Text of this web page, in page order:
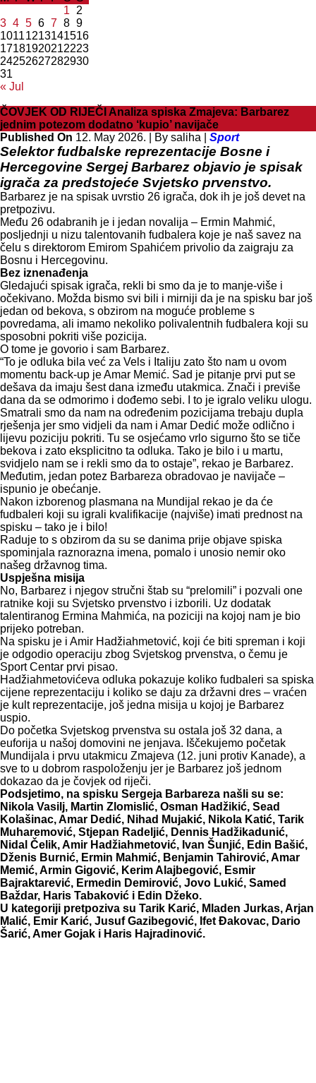
« Jul
1
2
3 4 5 6 7 8 9
10111213141516
17181920212223
24252627282930
31
ČOVJEK OD RIJEČI Analiza spiska Zmajeva: Barbarez
jednim potezom dodatno ‘kupio’ navijače
Published On 12. May 2026. | By saliha | Sport
Selektor fudbalske reprezentacije Bosne i
Hercegovine Sergej Barbarez objavio je spisak
igrača za predstojeće Svjetsko prvenstvo.
Barbarez je na spisak uvrstio 26 igrača, dok ih je još devet na
pretpozivu.
Među 26 odabranih je i jedan novalija – Ermin Mahmić,
posljednji u nizu talentovanih fudbalera koje je naš savez na
čelu s direktorom Emirom Spahićem privolio da zaigraju za
Bosnu i Hercegovinu.
Bez iznenađenja
Gledajući spisak igrača, rekli bi smo da je to manje-više i
očekivano. Možda bismo svi bili i mirniji da je na spisku bar još
jedan od bekova, s obzirom na moguće probleme s
povredama, ali imamo nekoliko polivalentnih fudbalera koji su
sposobni pokriti više pozicija.
O tome je govorio i sam Barbarez.
“To je odluka bila već za Vels i Italiju zato što nam u ovom
momentu back-up je Amar Memić. Sad je pitanje prvi put se
dešava da imaju šest dana između utakmica. Znači i previše
dana da se odmorimo i dođemo sebi. I to je igralo veliku ulogu.
Smatrali smo da nam na određenim pozicijama trebaju dupla
rješenja jer smo vidjeli da nam i Amar Dedić može odlično i
lijevu poziciju pokriti. Tu se osjećamo vrlo sigurno što se tiče
bekova i zato eksplicitno ta odluka. Tako je bilo i u martu,
svidjelo nam se i rekli smo da to ostaje”, rekao je Barbarez.
Međutim, jedan potez Barbareza obradovao je navijače –
ispunio je obećanje.
Nakon izborenog plasmana na Mundijal rekao je da će
fudbaleri koji su igrali kvalifikacije (najviše) imati prednost na
spisku – tako je i bilo!
Raduje to s obzirom da su se danima prije objave spiska
spominjala raznorazna imena, pomalo i unosio nemir oko
našeg državnog tima.
Uspješna misija
No, Barbarez i njegov stručni štab su “prelomili” i pozvali one
ratnike koji su Svjetsko prvenstvo i izborili. Uz dodatak
talentiranog Ermina Mahmića, na poziciji na kojoj nam je bio
prijeko potreban.
Na spisku je i Amir Hadžiahmetović, koji će biti spreman i koji
je odgodio operaciju zbog Svjetskog prvenstva, o čemu je
Sport Centar prvi pisao.
Hadžiahmetovićeva odluka pokazuje koliko fudbaleri sa spiska
cijene reprezentaciju i koliko se daju za državni dres – vraćen
je kult reprezentacije, još jedna misija u kojoj je Barbarez
uspio.
Do početka Svjetskog prvenstva su ostala još 32 dana, a
euforija u našoj domovini ne jenjava. Iščekujemo početak
Mundijala i prvu utakmicu Zmajeva (12. juni protiv Kanade), a
sve to u dobrom raspoloženju jer je Barbarez još jednom
dokazao da je čovjek od riječi.
Podsjetimo, na spisku Sergeja Barbareza našli su se:
Nikola Vasilj, Martin Zlomislić, Osman Hadžikić, Sead
Kolašinac, Amar Dedić, Nihad Mujakić, Nikola Katić, Tarik
Muharemović, Stjepan Radeljić, Dennis Hadžikadunić,
Nidal Čelik, Amir Hadžiahmetović, Ivan Šunjić, Edin Bašić,
Dženis Burnić, Ermin Mahmić, Benjamin Tahirović, Amar
Memić, Armin Gigović, Kerim Alajbegović, Esmir
Bajraktarević, Ermedin Demirović, Jovo Lukić, Samed
Baždar, Haris Tabaković i Edin Džeko.
U kategoriji pretpoziva su Tarik Karić, Mladen Jurkas, Arjan
Malić, Emir Karić, Jusuf Gazibegović, Ifet Đakovac, Dario
Šarić, Amer Gojak i Haris Hajradinović.